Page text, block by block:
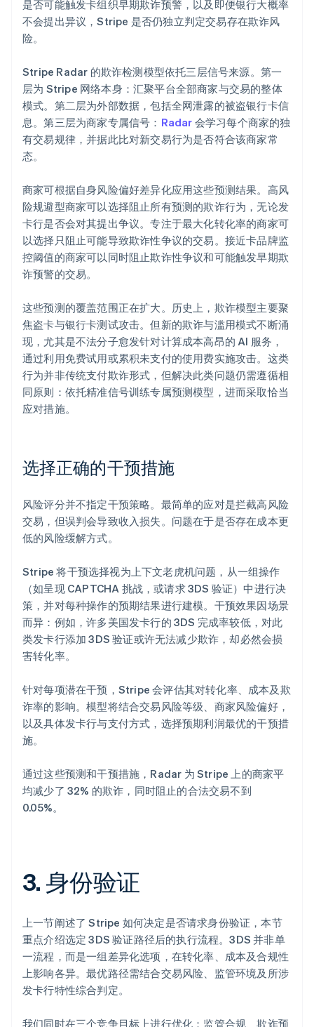
是否可能触发卡组织早期欺诈预警，以及即便银行大概率
不会提出异议，Stripe 是否仍独立判定交易存在欺诈风
险。
Stripe Radar 的欺诈检测模型依托三层信号来源。第一
层为 Stripe 网络本身：汇聚平台全部商家与交易的整体
模式。第二层为外部数据，包括全网泄露的被盗银行卡信
息。第三层为商家专属信号： Radar 会学习每个商家的独
有交易规律，并据此比对新交易行为是否符合该商家常
态。
商家可根据自身风险偏好差异化应用这些预测结果。高风
险规避型商家可以选择阻止所有预测的欺诈行为，无论发
卡行是否会对其提出争议。专注于最大化转化率的商家可
以选择只阻止可能导致欺诈性争议的交易。接近卡品牌监
控阈值的商家可以同时阻止欺诈性争议和可能触发早期欺
诈预警的交易。
这些预测的覆盖范围正在扩大。历史上，欺诈模型主要聚
焦盗卡与银行卡测试攻击。但新的欺诈与滥用模式不断涌
现，尤其是不法分子愈发针对计算成本高昂的 AI 服务，
通过利用免费试用或累积未支付的使用费实施攻击。这类
行为并非传统支付欺诈形式，但解决此类问题仍需遵循相
同原则：依托精准信号训练专属预测模型，进而采取恰当
应对措施。
选择正确的干预措施
风险评分并不指定干预策略。最简单的应对是拦截高风险
交易，但误判会导致收入损失。问题在于是否存在成本更
低的风险缓解方式。
Stripe 将干预选择视为上下文老虎机问题，从一组操作
（如呈现 CAPTCHA 挑战，或请求 3DS 验证）中进行决
策，并对每种操作的预期结果进行建模。干预效果因场景
而异：例如，许多美国发卡行的 3DS 完成率较低，对此
类发卡行添加 3DS 验证或许无法减少欺诈，却必然会损
害转化率。
针对每项潜在干预，Stripe 会评估其对转化率、成本及欺
诈率的影响。模型将结合交易风险等级、商家风险偏好，
以及具体发卡行与支付方式，选择预期利润最优的干预措
施。
通过这些预测和干预措施，Radar 为 Stripe 上的商家平
均减少了 32% 的欺诈，同时阻止的合法交易不到
0.05%。
3. 身份验证
上一节阐述了 Stripe 如何决定是否请求身份验证，本节
重点介绍选定 3DS 验证路径后的执行流程。3DS 并非单
一流程，而是一组差异化选项，在转化率、成本及合规性
上影响各异。最优路径需结合交易风险、监管环境及所涉
发卡行特性综合判定。
我们同时在三个竞争目标上进行优化：监管合规、欺诈预